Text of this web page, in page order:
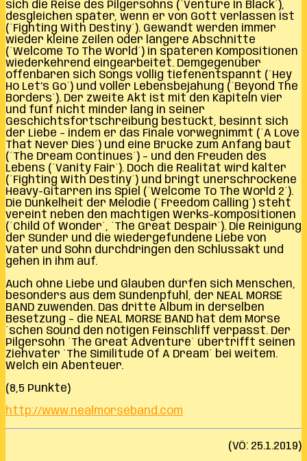
sich die Reise des Pilgersohns (´Venture In Black´),
desgleichen später, wenn er von Gott verlassen ist
(´Fighting With Destiny´). Gewandt werden immer
wieder kleine Zeilen oder längere Abschnitte
(´Welcome To The World´) in späteren Kompositionen
wiederkehrend eingearbeitet. Demgegenüber
offenbaren sich Songs völlig tiefenentspannt (´Hey
Ho Let’s Go´) und voller Lebensbejahung (´Beyond The
Borders´). Der zweite Akt ist mit den Kapiteln vier
und fünf nicht minder lang in seiner
Geschichtsfortschreibung bestückt, besinnt sich
der Liebe – indem er das Finale vorwegnimmt (´A Love
That Never Dies´) und eine Brücke zum Anfang baut
(´The Dream Continues´) – und den Freuden des
Lebens (´Vanity Fair´). Doch die Realität wird kälter
(´Fighting With Destiny´) und bringt unerschrockene
Heavy-Gitarren ins Spiel (´Welcome To The World 2´).
Die Dunkelheit der Melodie (´Freedom Calling´) steht
vereint neben den mächtigen Werks-Kompositionen
(´Child Of Wonder´, ´The Great Despair´). Die Reinigung
der Sünder und die wiedergefundene Liebe von
Vater und Sohn durchdringen den Schlussakt und
gehen in ihm auf.
Auch ohne Liebe und Glauben dürfen sich Menschen,
besonders aus dem Sündenpfuhl, der NEAL MORSE
BAND zuwenden. Das dritte Album in derselben
Besetzung – die NEAL MORSE BAND hat dem Morse
´schen Sound den nötigen Feinschliff verpasst. Der
Pilgersohn ´The Great Adventure´ übertrifft seinen
Ziehvater ´The Similitude Of A Dream´ bei weitem.
Welch ein Abenteuer.
(8,5 Punkte)
http://www.nealmorseband.com
(VÖ: 25.1.2019)